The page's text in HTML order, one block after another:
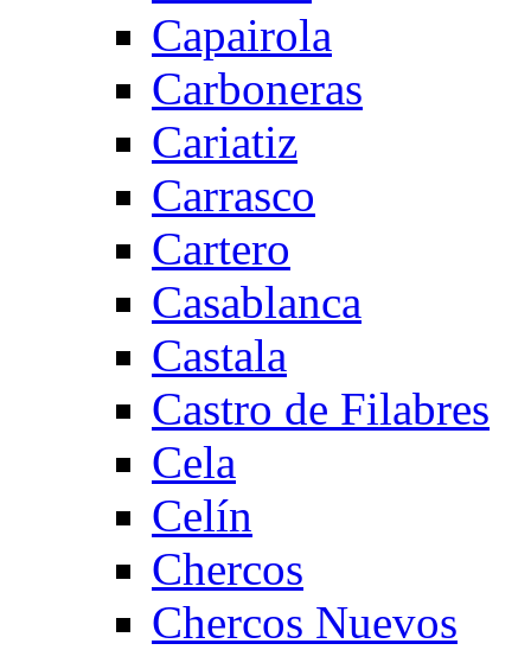
Capairola
Carboneras
Cariatiz
Carrasco
Cartero
Casablanca
Castala
Castro de Filabres
Cela
Celín
Chercos
Chercos Nuevos